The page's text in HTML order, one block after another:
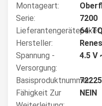
Montageart:
Serie:
7200
Lieferantengerätepaket:
64-
Hersteller:
Spannung -
Versorgung:
4.5 V
Basisproduktnummer:72225
Fähigkeit Zur
NEIN